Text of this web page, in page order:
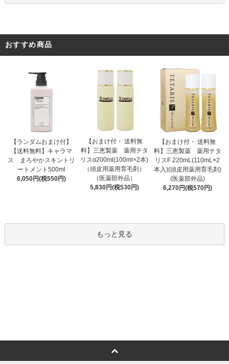
おすすめ商品
【ランダムおまけ付】
【送料無料】キャラマ
ス まろやかスキントリ
ートメント500ml
6,050円(税550円)
【おまけ付・ 送料無
料】三恵製薬 薬用テタ
リスα200ml(100ml×2本)
（頭皮用薬用育毛剤）
（医薬部外品）
5,830円(税530円)
【おまけ付・ 送料無
料】三恵製薬 薬用テタ
リスF 220mL(110mL×2
本入)(頭皮用薬用育毛剤)
(医薬部外品)
6,270円(税570円)
もっと見る